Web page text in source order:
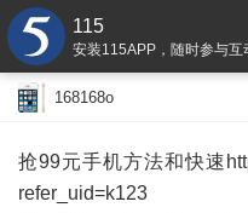
115
安装115APP，随时参与互
168168o
抢99元手机方法和快速
refer_uid=k123